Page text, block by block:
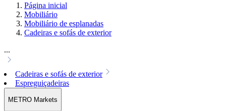
Página inicial
Mobiliário
Mobiliário de esplanadas
Cadeiras e sofás de exterior
...
Cadeiras e sofás de exterior
Espreguiçadeiras
METRO Markets